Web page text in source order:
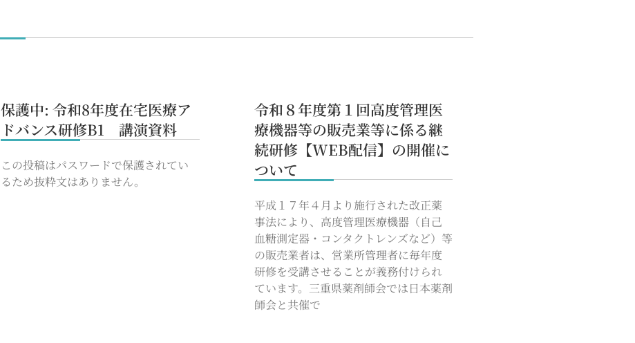
保護中: 令和8年度在宅医療ア
ドバンス研修B1 講演資料
この投稿はパスワードで保護されてい
るため抜粋文はありません。
令和８年度第１回高度管理医
療機器等の販売業等に係る継
続研修【WEB配信】の開催に
ついて
平成１７年４月より施行された改正薬
事法により、高度管理医療機器（自己
血糖測定器・コンタクトレンズなど）等
の販売業者は、営業所管理者に毎年度
研修を受講させることが義務付けられ
ています。三重県薬剤師会では日本薬剤
師会と共催で